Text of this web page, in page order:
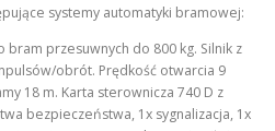
systemy automatyki bramowej:
bram przesuwnych do 800 kg. Silnik z
obrót. Prędkość otwarcia 9
18 m. Karta sterownicza 740 D z
bezpieczeństwa, 1x sygnalizacja, 1x